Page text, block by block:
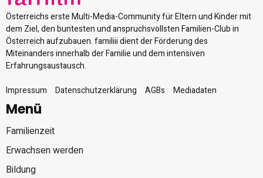
Österreichs erste Multi-Media-Community für Eltern und Kinder mit
dem Ziel, den buntesten und anspruchsvollsten Familien-Club in
Österreich aufzubauen. familiii dient der Förderung des
Miteinanders innerhalb der Familie und dem intensiven
Erfahrungsaustausch.
Impressum
Datenschutzerklärung AGBs Mediadaten
Menü
Familienzeit
Erwachsen werden
Bildung